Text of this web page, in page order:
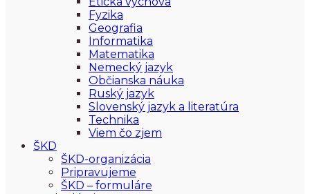
Fyzika
Geografia
Informatika
Matematika
Nemecký jazyk
Občianska náuka
Ruský jazyk
Slovenský jazyk a literatúra
Technika
Viem čo zjem
ŠKD
ŠKD-organizácia
Pripravujeme
ŠKD – formuláre